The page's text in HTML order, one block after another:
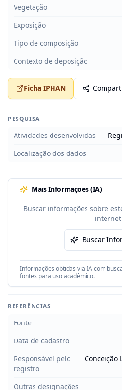
Vegetação
Exposição
Tipo de composição
Contexto de deposição
Ficha IPHAN
PESQUISA
Atividades desenvolvidas
Localização dos dados
Mais Informações (IA)
Buscar informações sobre
internet.
Buscar
Informações obtidas via IA com
fontes para uso acadêmico.
REFERÊNCIAS
Fonte
Data de cadastro
Responsável pelo
registro
Conceição
Outras designações